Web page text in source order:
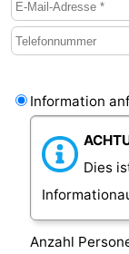
Information
Dies
Anzahl